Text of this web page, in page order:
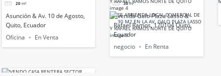
20 m²
Asunción & Av. 10 de Agosto,
Quito, Ecuador
Oficina
En Venta
30 m²
Avenida Galo Plaza Lasso &
Rafael Ramos, 170104 Quito,
Ecuador
negocio
En Renta